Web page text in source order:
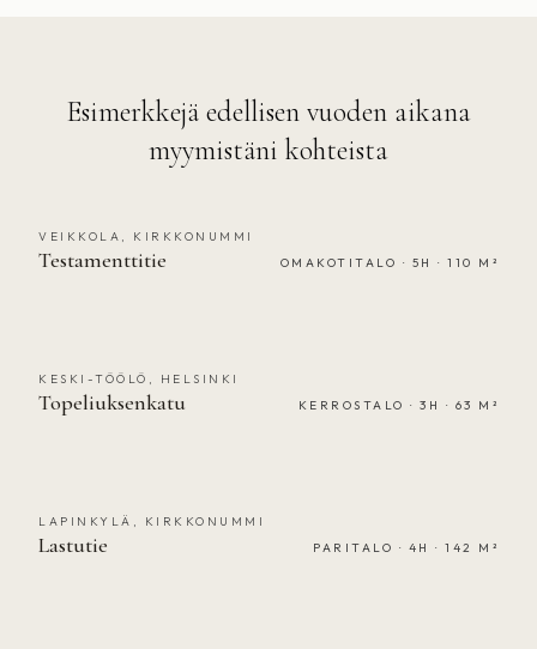
Esimerkkejä edellisen vuoden aikana
myymistäni kohteista
VEIKKOLA, KIRKKONUMMI
Testamenttitie OMAKOTITALO · 5H · 110 M²
KESKI-TÖÖLÖ, HELSINKI
Topeliuksenkatu KERROSTALO · 3H · 63 M²
LAPINKYLÄ, KIRKKONUMMI
Lastutie PARITALO · 4H · 142 M²